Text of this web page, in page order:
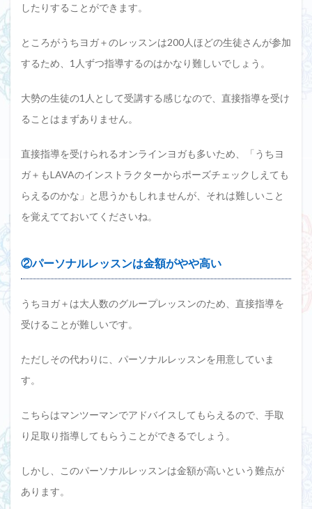
したりすることができます。
ところがうちヨガ＋のレッスンは200人ほどの生徒さんが参加
するため、1人ずつ指導するのはかなり難しいでしょう。
大勢の生徒の1人として受講する感じなので、直接指導を受け
ることはまずありません。
直接指導を受けられるオンラインヨガも多いため、「うちヨ
ガ＋もLAVAのインストラクターからポーズチェックしえても
らえるのかな」と思うかもしれませんが、それは難しいこと
を覚えてておいてくださいね。
②パーソナルレッスンは金額がやや高い
うちヨガ＋は大人数のグループレッスンのため、直接指導を
受けることが難しいです。
ただしその代わりに、パーソナルレッスンを用意していま
す。
こちらはマンツーマンでアドバイスしてもらえるので、手取
り足取り指導してもらうことができるでしょう。
しかし、このパーソナルレッスンは金額が高いという難点が
あります。